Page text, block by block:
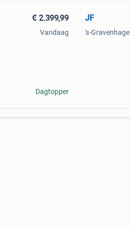
€ 2.399,99
Vandaag
Dagtopper
JF
's-Gravenhage